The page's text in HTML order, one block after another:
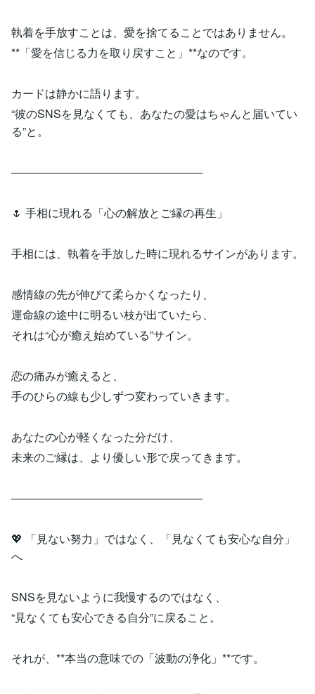
執着を手放すことは、愛を捨てることではありません。
**「愛を信じる力を取り戻すこと」**なのです。
カードは静かに語ります。
“彼のSNSを見なくても、あなたの愛はちゃんと届いてい
る”と。
―――――――――――――――――
🌷 手相に現れる「心の解放とご縁の再生」
手相には、執着を手放した時に現れるサインがあります。
感情線の先が伸びて柔らかくなったり、
運命線の途中に明るい枝が出ていたら、
それは“心が癒え始めている”サイン。
恋の痛みが癒えると、
手のひらの線も少しずつ変わっていきます。
あなたの心が軽くなった分だけ、
未来のご縁は、より優しい形で戻ってきます。
―――――――――――――――――
💖 「見ない努力」ではなく、「見なくても安心な自分」
へ
SNSを見ないように我慢するのではなく、
“見なくても安心できる自分”に戻ること。
それが、**本当の意味での「波動の浄化」**です。